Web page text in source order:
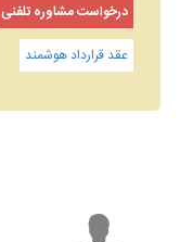
درخواست مشاوره تلفنی
عقد قرارداد هوشمند